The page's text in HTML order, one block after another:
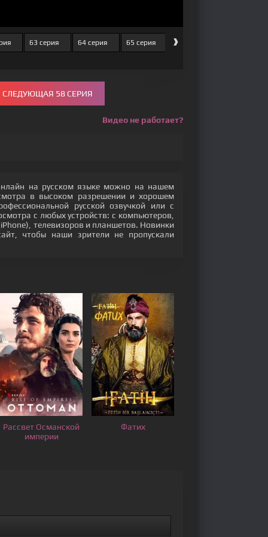
63 серия 64 серия 65 серия 66 серия
›
СЛЕДУЮЩАЯ 58 СЕРИЯ
Видео не работает?
на русском языке можно на нашем
в высоком разрешении и хорошем
русской озвучкой или с
с любых устройств: с компьютеров,
телевизоров и планшетов. Новинки
чтобы наши зрители не пропускали
Рассвет Османской
империи
Фатих